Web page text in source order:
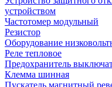
устройством
Частотомер модульный
Резистор
Оборудование
Реле тепловое
Предохранитель
Клемма шинная
Пускатель магнитный